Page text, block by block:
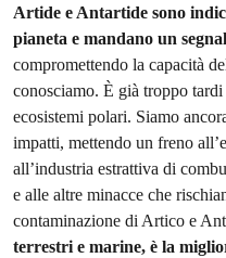
Artide e Antartide sono
pianeta e mandano un
compromettendo la capacità
conosciamo. È già troppo
ecosistemi polari. Siamo
impatti, mettendo un freno
all’industria estrattiva di
e alle altre minacce che
contaminazione di Artico e
terrestri e marine, è la